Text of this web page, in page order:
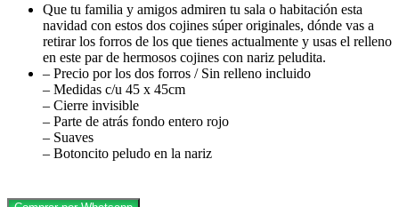
Que tu familia y amigos admiren tu sala o habitación esta
navidad con estos dos cojines súper originales, dónde vas a
retirar los forros de los que tienes actualmente y usas el relleno
en este par de hermosos cojines con nariz peludita.
– Precio por los dos forros / Sin relleno incluido
– Medidas c/u 45 x 45cm
– Cierre invisible
– Parte de atrás fondo entero rojo
– Suaves
– Botoncito peludo en la nariz